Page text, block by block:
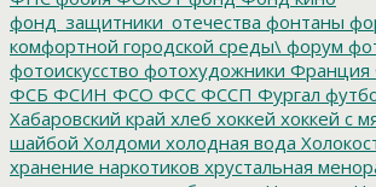
фонд_защитники_отечества фонтаны
комфортной городской среды\ форум
фотоискусство фотохудожники Франция
ФСБ ФСИН ФСО ФСС ФССП Фургал
Хабаровский край хлеб хоккей хоккей с
шайбой Холдоми холодная вода
хранение наркотиков хрустальная